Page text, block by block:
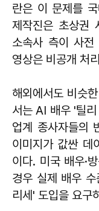
란은 이 문제를
제작진은 초상권
소속사 측이 사전
영상은 비공개 처
해외에서도 비슷
서는 AI 배우 '틸
업계 종사자들의
이미지가 값싼 데
이다. 미국 배우·
경우 실제 배우
리세' 도입을 요구